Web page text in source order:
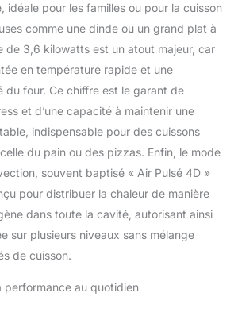
idéale pour les familles ou pour la cuisson
comme une dinde ou un grand plat à
de 3,6 kilowatts est un atout majeur, car
en température rapide et une
du four. Ce chiffre est le garant de
et d’une capacité à maintenir une
indispensable pour des cuissons
du pain ou des pizzas. Enfin, le mode
souvent baptisé « Air Pulsé 4D »
pour distribuer la chaleur de manière
dans toute la cavité, autorisant ainsi
sur plusieurs niveaux sans mélange
de cuisson.
performance au quotidien